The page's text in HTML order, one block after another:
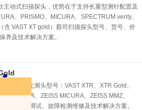
动式扫描探头，优势在于支持长重型测针配置及
、PRISMO、MICURA、SPECTRUM verity‌、
含 VAST XT gold）蔡司扫描探头型号、货号、价
养及技术解决方案。
三次元测头型号：VAST XTR、XTR Gold、
、ZEISS MICURA、ZEISS MMZ、
格、安装调试、故障检测维修及技术解决方案。